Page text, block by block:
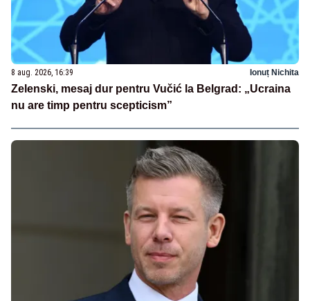
8 aug. 2026, 16:39 Ionuț Nichita
Zelenski, mesaj dur pentru Vučić la Belgrad: „Ucraina
nu are timp pentru scepticism”